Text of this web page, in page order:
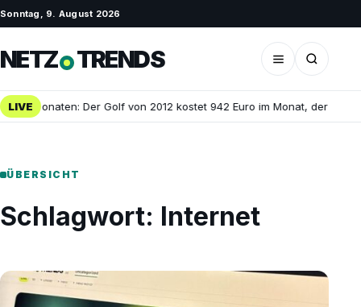
Sonntag, 9. August 2026
NETZ TRENDS
LIVE
Monaten: Der Golf von 2012 kostet 942 Euro im Monat, der
ÜBERSICHT
Schlagwort: Internet